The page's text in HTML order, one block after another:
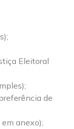
Eleitoral
de
anexo);